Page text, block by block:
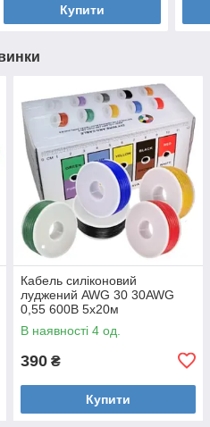
Купити
Кабель силіконовий
луджений AWG 30 30AWG
0,55 600В 5x20м
В наявності 4 од.
390 ₴
Купити